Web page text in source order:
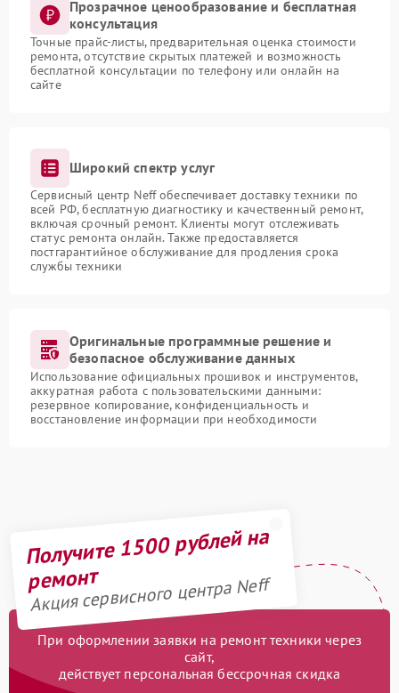
Прозрачное ценообразование и бесплатная
консультация
Точные прайс-листы, предварительная оценка стоимости
ремонта, отсутствие скрытых платежей и возможность
бесплатной консультации по телефону или онлайн на
сайте
Широкий спектр услуг
Сервисный центр Neff обеспечивает доставку техники по
всей РФ, бесплатную диагностику и качественный ремонт,
включая срочный ремонт. Клиенты могут отслеживать
статус ремонта онлайн. Также предоставляется
постгарантийное обслуживание для продления срока
службы техники
Оригинальные программные решение и
безопасное обслуживание данных
Использование официальных прошивок и инструментов,
аккуратная работа с пользовательскими данными:
резервное копирование, конфиденциальность и
восстановление информации при необходимости
Получите 1500 рублей на
ремонт
Акция сервисного центра Neff
При оформлении заявки на ремонт техники через
сайт,
действует персональная бессрочная скидка